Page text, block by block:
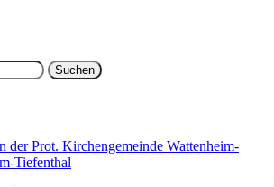
der Prot. Kirchengemeinde Wattenheim-
Tiefenthal